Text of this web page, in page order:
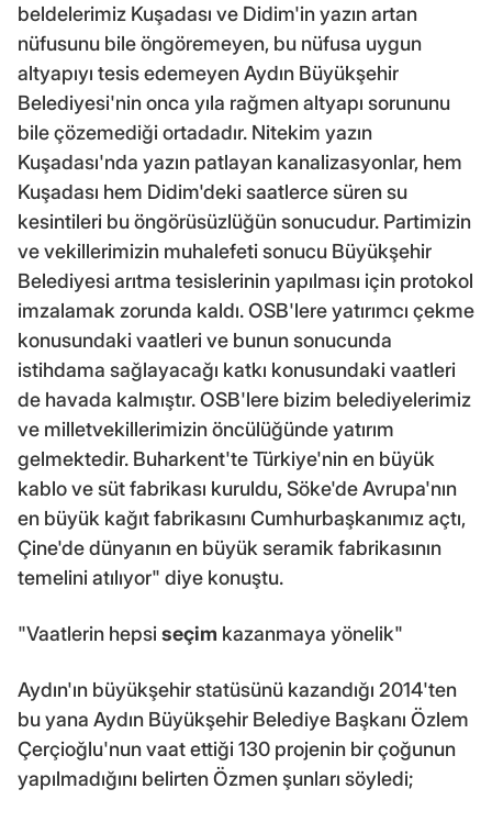
beldelerimiz Kuşadası ve Didim'in yazın artan
nüfusunu bile öngöremeyen, bu nüfusa uygun
altyapıyı tesis edemeyen Aydın Büyükşehir
Belediyesi'nin onca yıla rağmen altyapı sorununu
bile çözemediği ortadadır. Nitekim yazın
Kuşadası'nda yazın patlayan kanalizasyonlar, hem
Kuşadası hem Didim'deki saatlerce süren su
kesintileri bu öngörüsüzlüğün sonucudur. Partimizin
ve vekillerimizin muhalefeti sonucu Büyükşehir
Belediyesi arıtma tesislerinin yapılması için protokol
imzalamak zorunda kaldı. OSB'lere yatırımcı çekme
konusundaki vaatleri ve bunun sonucunda
istihdama sağlayacağı katkı konusundaki vaatleri
de havada kalmıştır. OSB'lere bizim belediyelerimiz
ve milletvekillerimizin öncülüğünde yatırım
gelmektedir. Buharkent'te Türkiye'nin en büyük
kablo ve süt fabrikası kuruldu, Söke'de Avrupa'nın
en büyük kağıt fabrikasını Cumhurbaşkanımız açtı,
Çine'de dünyanın en büyük seramik fabrikasının
temelini atılıyor" diye konuştu.
"Vaatlerin hepsiseçim kazanmaya yönelik"
Aydın'ın büyükşehir statüsünü kazandığı 2014'ten
bu yana Aydın Büyükşehir Belediye Başkanı Özlem
Çerçioğlu'nun vaat ettiği 130 projenin bir çoğunun
yapılmadığını belirten Özmen şunları söyledi;